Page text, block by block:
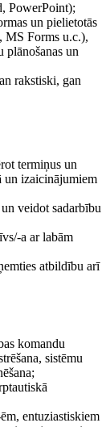
PowerPoint);
un pielietotās
MS Forms u.c.),
plānošanas un
rakstiski, gan
termiņus un
un izaicinājumiem
veidot sadarbību
a ar labām
atbildību arī
komandu
sistēmu
entuziastiskiem